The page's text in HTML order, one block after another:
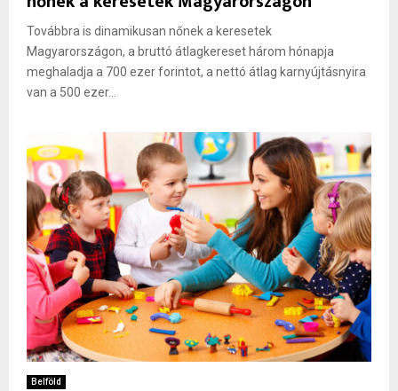
Továbbra is dinamikusan nőnek a keresetek
Magyarországon, a bruttó átlagkereset három hónapja
meghaladja a 700 ezer forintot, a nettó átlag karnyújtásnyira
van a 500 ezer...
Belföld